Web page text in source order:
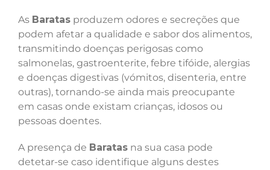
As Baratas produzem odores e secreções que
podem afetar a qualidade e sabor dos alimentos,
transmitindo doenças perigosas como
salmonelas, gastroenterite, febre tifóide, alergias
e doenças digestivas (vómitos, disenteria, entre
outras), tornando-se ainda mais preocupante
em casas onde existam crianças, idosos ou
pessoas doentes.
A presença de Baratas na sua casa pode
detetar-se caso identifique alguns destes